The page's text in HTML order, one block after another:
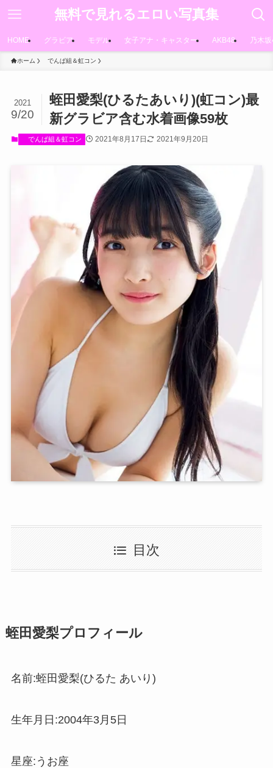
無料で見れるエロい写真集
HOME グラビア モデル 女子アナ・キャスター AKB48 乃木
ホーム でんぱ組＆虹コン
蛭田愛梨(ひるたあいり)(虹コン)最
新グラビア含む水着画像59枚
2021
9/20
でんぱ組＆虹コン 2021年8月17日 2021年9月20日
目次
蛭田愛梨プロフィール
名前:蛭田愛梨(ひるた あいり)
生年月日:2004年3月5日
星座:うお座